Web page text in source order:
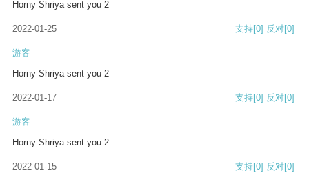
Horny Shriya sent you 2
2022-01-25 支持[0] 反对[0]
游客
Horny Shriya sent you 2
2022-01-17 支持[0] 反对[0]
游客
Horny Shriya sent you 2
2022-01-15 支持[0] 反对[0]